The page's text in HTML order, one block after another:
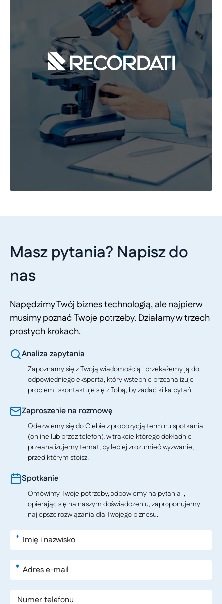
Masz pytania? Napisz do
nas
Napędzimy Twój biznes technologią, ale najpierw
musimy poznać Twoje potrzeby. Działamy w trzech
prostych krokach.
Analiza zapytania
Zapoznamy się z Twoją wiadomością i przekażemy ją do
odpowiedniego eksperta, który wstępnie przeanalizuje
problem i skontaktuje się z Tobą, by zadać kilka pytań.
Zaproszenie na rozmowę
Odezwiemy się do Ciebie z propozycją terminu spotkania
(online lub przez telefon), w trakcie którego dokładnie
przeanalizujemy temat, by lepiej zrozumieć wyzwanie,
przed którym stoisz.
Spotkanie
Omówimy Twoje potrzeby, odpowiemy na pytania i,
opierając się na naszym doświadczeniu, zaproponujemy
najlepsze rozwiązania dla Twojego biznesu.
*
*